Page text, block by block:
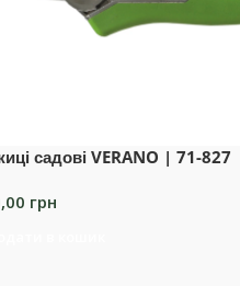
садові VERANO | 71-827
грн